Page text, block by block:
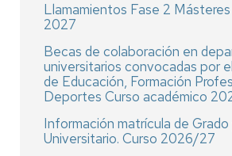
Llamamientos Fase 2
2027
Becas de colaboración en
universitarios convocadas por
de Educación, Formación
Deportes Curso académico
Información matrícula de
Universitario. Curso 2026/27